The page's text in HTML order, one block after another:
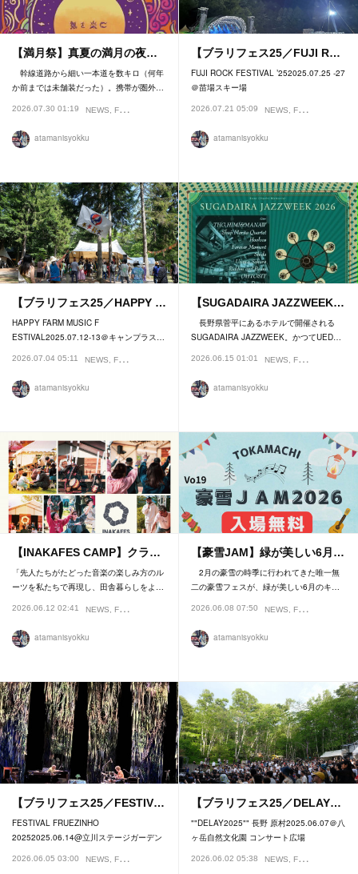
【満月祭】真夏の満月の夜…
幹線道路から細い一本道を数キロ（何年
か前までは未舗装だった）。携帯が圏外…
2026.07.30 01:19 NEWS FESTIVAL
atamanisyokku
【ブラリフェス25／FUJI R…
FUJI ROCK FESTIVAL ’252025.07.25 -27
＠苗場スキー場
2026.07.21 05:09 NEWS FESTIVAL
atamanisyokku
【ブラリフェス25／HAPPY …
HAPPY FARM MUSIC F
ESTIVAL2025.07.12-13＠キャンプラス…
2026.07.04 05:11 NEWS FESTIVAL
atamanisyokku
【SUGADAIRA JAZZWEEK…
長野県菅平にあるホテルで開催される
SUGADAIRA JAZZWEEK。かつてUED…
2026.06.15 01:01 NEWS FESTIVAL
atamanisyokku
【INAKAFES CAMP】クラ…
「先人たちがたどった音楽の楽しみ方のル
ーツを私たちで再現し、田舎暮らしをよ…
2026.06.12 02:41 NEWS FESTIVAL
atamanisyokku
【豪雪JAM】緑が美しい6月…
2月の豪雪の時季に行われてきた唯一無
二の豪雪フェスが、緑が美しい6月のキ…
2026.06.08 07:50 NEWS FESTIVAL
atamanisyokku
【ブラリフェス25／FESTIV…
FESTIVAL FRUEZINHO
20252025.06.14@立川ステージガーデン
2026.06.05 03:00 NEWS FESTIVAL
【ブラリフェス25／DELAY…
""DELAY2025"" 長野 原村2025.06.07＠八
ヶ岳自然文化園 コンサート広場
2026.06.02 05:38 NEWS FESTIVAL